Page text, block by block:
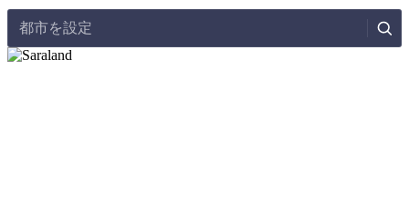
都市を設定